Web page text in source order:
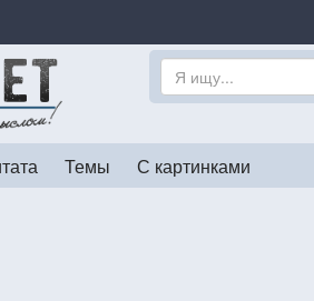
Темы С картинками